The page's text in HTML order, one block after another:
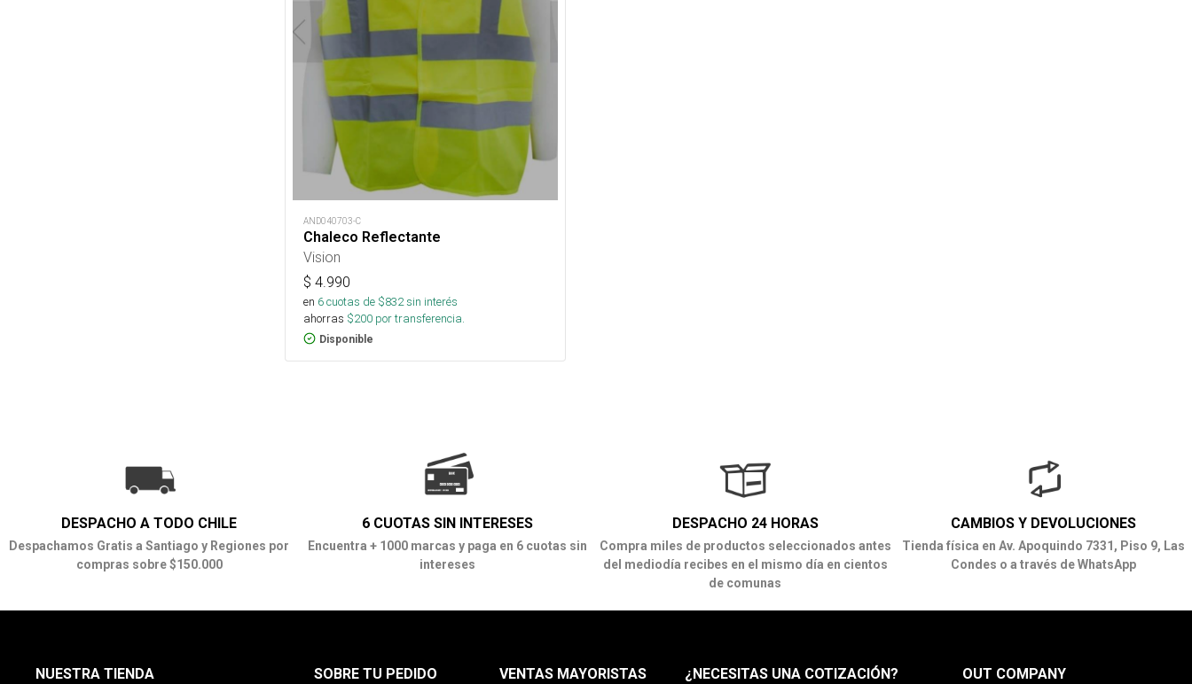
AND040703-C
Chaleco Reflectante
Vision
$ 4.990
en 6cuotas de $832sin interés
ahorras $200 por transferencia.
Disponible
DESPACHO A TODO CHILE
Despachamos Gratis a Santiago y Regiones por
compras sobre $150.000
6 CUOTAS SIN INTERESES
Encuentra + 1000 marcas y paga en 6 cuotas sin
intereses
DESPACHO 24 HORAS
Compra miles de productos seleccionados antes
del mediodía recibes en el mismo día en cientos
de comunas
CAMBIOS Y DEVOLUCIONES
Tienda física en Av. Apoquindo 7331, Piso 9, Las
Condes o a través de WhatsApp
NUESTRA TIENDA SOBRE TU PEDIDO VENTAS MAYORISTAS ¿NECESITAS UNA COTIZACIÓN? OUT COMPANY